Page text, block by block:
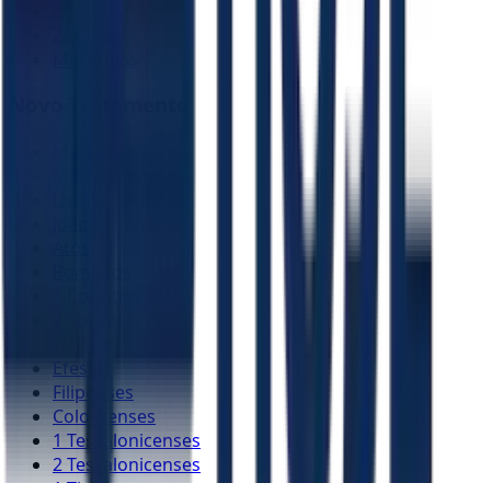
Efésios
Filipenses
Colossenses
1 Tessalonicenses
2 Tessalonicenses